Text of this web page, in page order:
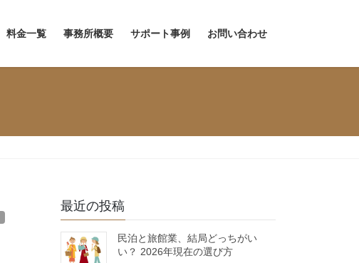
料金一覧 事務所概要 サポート事例 お問い合わせ
最近の投稿
民泊と旅館業、結局どっちがい
い？ 2026年現在の選び方